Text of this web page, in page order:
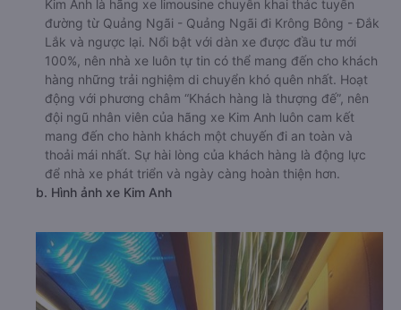
Kim Anh là hãng xe limousine chuyên khai thác tuyến
đường từ Quảng Ngãi - Quảng Ngãi đi Krông Bông - Đắk
Lắk và ngược lại. Nổi bật với dàn xe được đầu tư mới
100%, nên nhà xe luôn tự tin có thể mang đến cho khách
hàng những trải nghiệm di chuyển khó quên nhất. Hoạt
động với phương châm “Khách hàng là thượng đế”, nên
đội ngũ nhân viên của hãng xe Kim Anh luôn cam kết
mang đến cho hành khách một chuyến đi an toàn và
thoải mái nhất. Sự hài lòng của khách hàng là động lực
để nhà xe phát triển và ngày càng hoàn thiện hơn.
b. Hình ảnh xe Kim Anh